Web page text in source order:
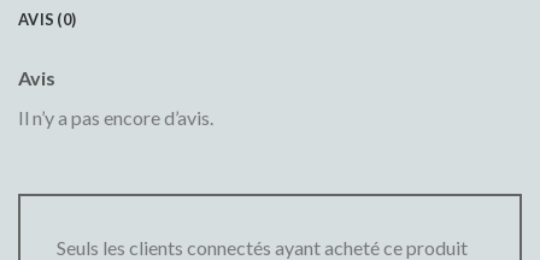
AVIS (0)
Avis
Il n’y a pas encore d’avis.
Seuls les clients connectés ayant acheté ce produit